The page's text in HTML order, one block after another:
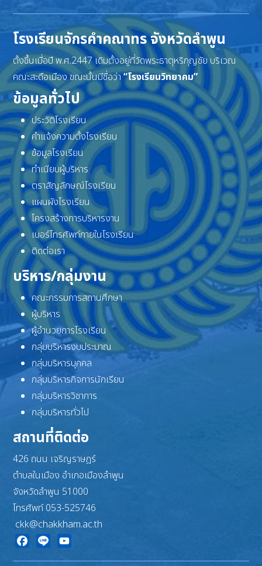
โรงเรียนจักรคำคณาทร จังหวัดลำพูน
ตั้งขึ้นเมื่อปี พ.ศ.2447 เดิมตั้งอยู่ที่วัดพระธาตุหริภุญชัย บริเวณ
คณะสะดือเมือง ขณะนั้นมีชื่อว่า“โรงเรียนวิทยาคม”
ข้อมูลทั่วไป
ประวัติโรงเรียน
คำแจ้งความตั้งโรงเรียน
ข้อมูลโรงเรียน
ทำเนียบผู้บริหาร
ตราสัญลักษณ์โรงเรียน
แผนผังโรงเรียน
โครงสร้างการบริหารงาน
เบอร์โทรศัพท์ภายในโรงเรียน
ติดต่อเรา
บริหาร/กลุ่มงาน
คณะกรรมการสถานศึกษา
ผู้บริหาร
ผู้อำนวยการโรงเรียน
กลุ่มบริหารงบประมาณ
กลุ่มบริหารบุคคล
กลุ่มบริหารกิจการนักเรียน
กลุ่มบริหารวิชาการ
กลุ่มบริหารทั่วไป
สถานที่ติดต่อ
426 ถนน เจริญราษฎร์
ตำบลในเมือง อำเภอเมืองลำพูน
จังหวัดลำพูน 51000
โทรศัพท์ 053-525746
ckk@chakkham.ac.th